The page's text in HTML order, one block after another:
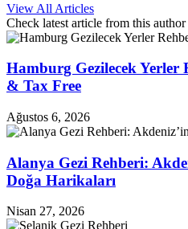
View All Articles
Check latest article from this author
Hamburg Gezilecek Yerler
& Tax Free
Ağustos 6, 2026
Alanya Gezi Rehberi:
Doğa Harikaları
Nisan 27, 2026